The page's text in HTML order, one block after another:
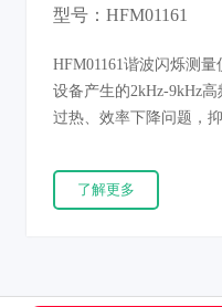
型号：HFM01161
HFM01161谐波闪烁测
设备产生的2kHz-9kHz
过热、效率下降问题，
导企业降低谐波损耗，
律风险。
了解更多